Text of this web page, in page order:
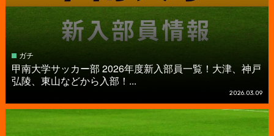
ガチ
甲南大学サッカー部 2026年度新入部員一覧！大津、神戸
弘陵、東山などから入部！...
2026.03.09